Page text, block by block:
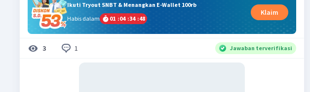
Ikuti Tryout SNBT & Menangkan E-Wallet 100rb
Habis dalam
01 :04 :34 :48
Klaim
3 1 Jawaban terverifikasi